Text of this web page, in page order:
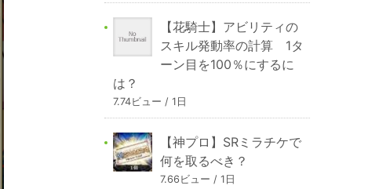
【花騎士】アビリティの
スキル発動率の計算 1タ
ーン目を100％にするに
は？
7.74ビュー / 1日
【神プロ】SRミラチケで
何を取るべき？
7.66ビュー / 1日